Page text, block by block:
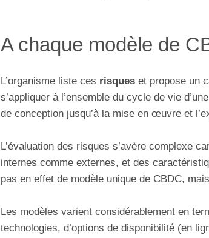
A chaque modèle de
L’organisme liste ces risques et propose un
s’appliquer à l’ensemble du cycle de vie d’une
de conception jusqu’à la mise en œuvre et
L’évaluation des risques s’avère complexe
internes comme externes, et des
pas en effet de modèle unique de CBDC,
Les modèles varient considérablement en
technologies, d’options de disponibilité (en